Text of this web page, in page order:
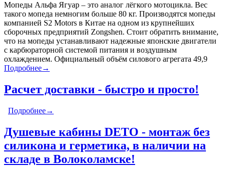
Мопеды Альфа Ягуар – это аналог лёгкого мотоцикла. Вес
такого мопеда немногим больше 80 кг. Производятся мопеды
компанией S2 Motors в Китае на одном из крупнейших
сборочных предприятий Zongshen. Стоит обратить внимание,
что на мопеды устанавливают надежные японские двигатели
с карбюраторной системой питания и воздушным
охлаждением. Официальный объём силового агрегата 49,9
Подробнее→
Расчет доставки - быстро и просто!
Подробнее→
Душевые кабины DETO - монтаж без
силикона и герметика, в наличии на
складе в Волоколамске!